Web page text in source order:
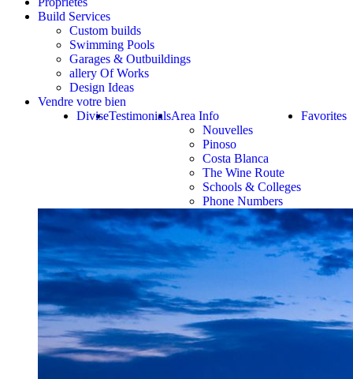
Build Services
Custom builds
Swimming Pools
Garages & Outbuildings
allery Of Works
Design Ideas
Vendre votre bien
Favorites
Area Info
Nouvelles
Pinoso
Costa Blanca
The Wine Route
Schools & Colleges
Phone Numbers
Testimonials
Divise